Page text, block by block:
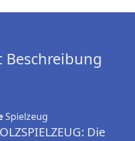
Beschreibung
Spielzeug
Die